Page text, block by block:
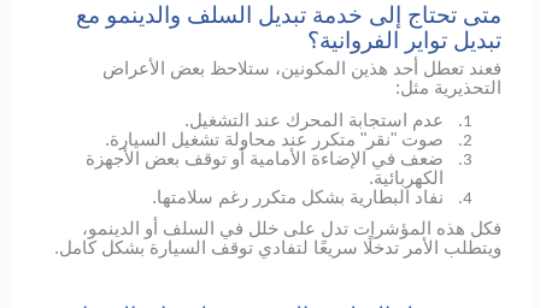
متى تحتاج إلى خدمة تبديل السلف والدينمو مع
تبديل تواير الفروانية؟
فعند تعطل أحد هذين المكونين، ستلاحظ بعض الأعراض
التحذيرية مثل:
1. عدم استجابة المحرك عند التشغيل.
2. صوت "نقر" متكرر عند محاولة تشغيل السيارة.
3.
ضعف في الإضاءة الأمامية أو توقف بعض الأجهزة
الكهربائية.
4.
نفاد البطارية بشكل متكرر رغم سلامتها.
فكل هذه المؤشرات تدل على خلل في السلف أو الدينمو،
ويتطلب الأمر تدخلًا سريعًا لتفادي توقف السيارة بشكل كامل.